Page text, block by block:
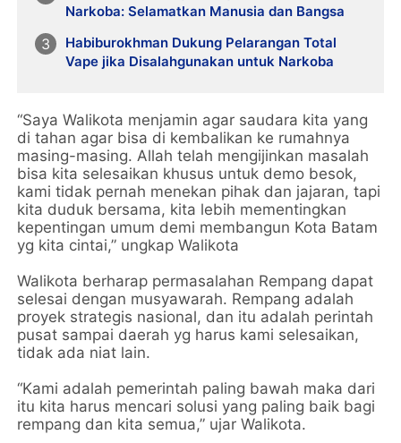
Narkoba: Selamatkan Manusia dan Bangsa
Habiburokhman Dukung Pelarangan Total
Vape jika Disalahgunakan untuk Narkoba
“Saya Walikota menjamin agar saudara kita yang
di tahan agar bisa di kembalikan ke rumahnya
masing-masing. Allah telah mengijinkan masalah
bisa kita selesaikan khusus untuk demo besok,
kami tidak pernah menekan pihak dan jajaran, tapi
kita duduk bersama, kita lebih mementingkan
kepentingan umum demi membangun Kota Batam
yg kita cintai,” ungkap Walikota
Walikota berharap permasalahan Rempang dapat
selesai dengan musyawarah. Rempang adalah
proyek strategis nasional, dan itu adalah perintah
pusat sampai daerah yg harus kami selesaikan,
tidak ada niat lain.
“Kami adalah pemerintah paling bawah maka dari
itu kita harus mencari solusi yang paling baik bagi
rempang dan kita semua,” ujar Walikota.